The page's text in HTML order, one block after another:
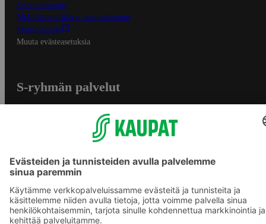
Saavutettavuus
Mobiilisovelluksen saavutettavuus
Mainostajalle
Muuta evästeasetuksia
S-ryhmän palvelut
S-ostoslista -sovellus
Prisma.fi
Sokos.fi
S-Pankki
Yhteishyvä